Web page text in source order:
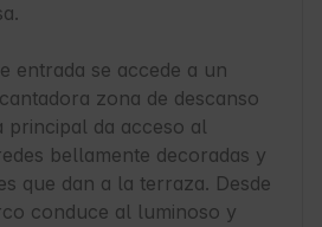
entrada se accede a un
zona de descanso
principal da acceso al
bellamente decoradas y
que dan a la terraza. Desde
conduce al luminoso y